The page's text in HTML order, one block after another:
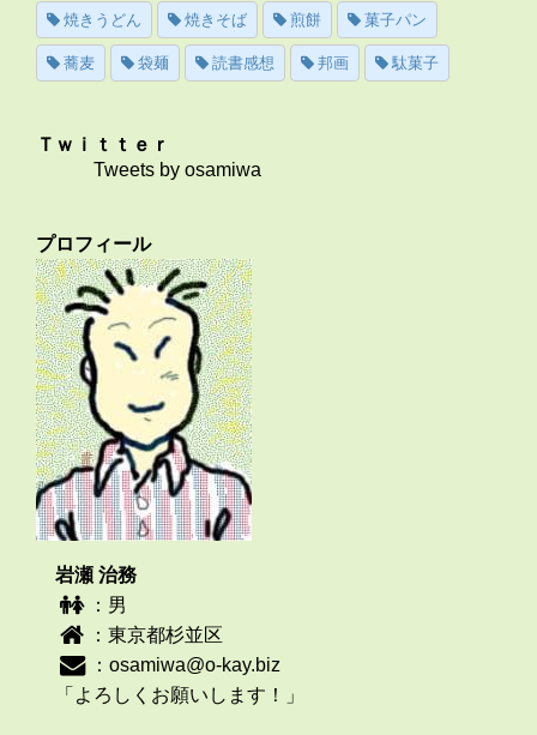
焼きうどん 焼きそば 煎餅 菓子パン
蕎麦 袋麺 読書感想 邦画 駄菓子
Ｔｗｉｔｔｅｒ
Tweets by osamiwa
プロフィール
岩瀬 治務
：男
：東京都杉並区
： osamiwa@o-kay.biz
「よろしくお願いします！」